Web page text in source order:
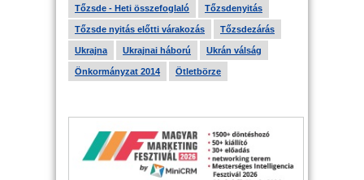
Tőzsde - Heti összefoglaló Tőzsdenyitás
Tőzsde nyitás előtti várakozás Tőzsdezárás
Ukrajna Ukrajnai háború Ukrán válság
Önkormányzat 2014 Ötletbörze